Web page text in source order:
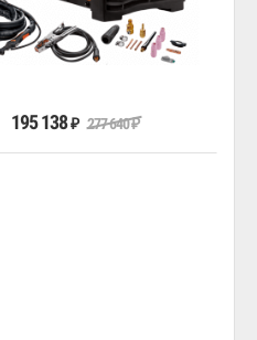
195 138₽ 277 640₽